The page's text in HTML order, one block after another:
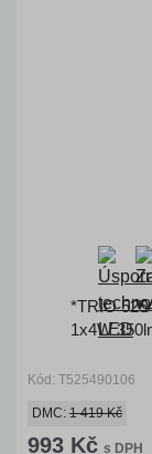
*TRIO
1x4W
Kód: T525490106
DMC: 1 419 Kč
993 Kč s DPH